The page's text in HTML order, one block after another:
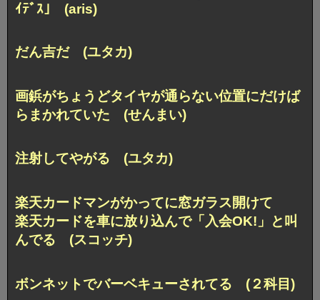
ｲﾃﾞｽ｣ (aris)
だん吉だ (ユタカ)
画鋲がちょうどタイヤが通らない位置にだけば
らまかれていた (せんまい)
注射してやがる (ユタカ)
楽天カードマンがかってに窓ガラス開けて
楽天カードを車に放り込んで「入会OK!」と叫
んでる (スコッチ)
ボンネットでバーベキューされてる (２科目)